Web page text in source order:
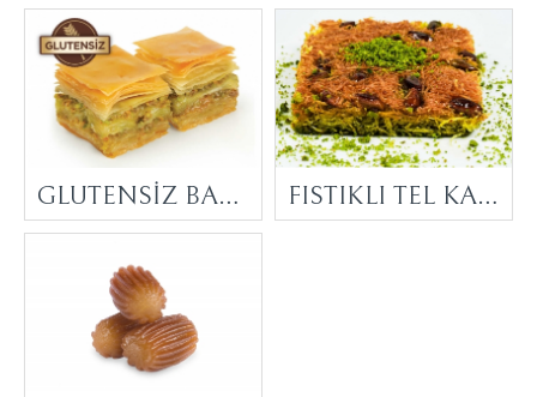
GLUTENSİZ BAKLAVA FISTIKLI TEL KADAYIF